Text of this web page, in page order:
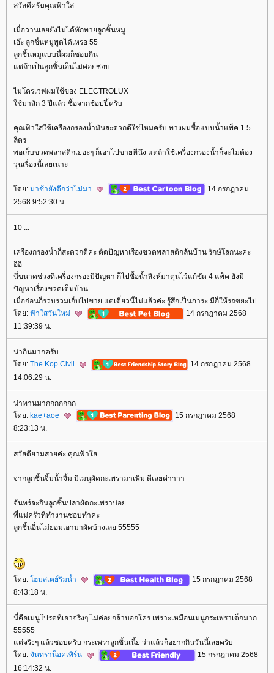
สวัสดีครับคุณฟ้าใส
เมื่อวานเลยยังไม่ได้ทักทายลูกชิ้นหมู
เอ๊ะ ลูกชิ้นหมูพูดได้เหรอ 55
ลูกชิ้นหมูแบบนี้ผมก็ชอบกิน
ต่ถ้าเป็นลูกชิ้นเอ็นไม่ค่อยชอบ
ไมโครเวฟผมใช้ของ ELECTROLUX
ช้มาสัก 3 ปีแล้ว ซื้อจากช้อปปี้ครับ
คุณฟ้าใสใช้เครื่องกรองน้ำมันสะดวกดีใช่ไหมครับ ทางผมซื้อแบบน้ำแพ็ค 1.5
ลิตร
พอเก็บขวดพลาสติกเยอะๆ ก็เอาไปขายทีนึง แต่ถ้าใช้เครื่องกรองน้ำก็จะไม่ต้อง
วุ่นเรื่องนี้เลยเนาะ
ดย: มาช้ายังดีกว่าไม่มา
14 กรกฎาคม
2568 9:52:30 น.
10 ...
เครื่องกรองน้ำก็สะดวกดีค่ะ ตัดปัญหาเรื่องขวดพลาสติกล้นบ้าน รักษ์โลกนะคะ
อิอิ
นี่ขนาดช่วงที่เครื่องกรองมีปัญหา ก็ไปซื้อน้ำสิงห์มาตุนไว้แก้ขัด 4 แพ็ค ยังมี
ปัญหาเรื่องขวดเต็มบ้าน
เมื่อก่อนก็รวบรวมเก็บไปขาย แต่เดี๋ยวนี้ไม่แล้วค่ะ รู้สึกเป็นภาระ มีก็ให้รถขยะไป
ดย: ฟ้าใสวันใหม่
14 กรกฎาคม 2568
11:39:39 น.
น่ากินมากครับ
ดย: The Kop Civil
14 กรกฎาคม 2568
14:06:29 น.
น่าทานมากกกกกกก
ดย: kae+aoe
15 กรกฎาคม 2568
8:23:13 น.
สวัสดียามสายค่ะ คุณฟ้าใส
จากลูกชิ้นจิ้มน้ำจิ้ม มีเมนูผัดกะเพรามาเพิ่ม ดีเลยค่าาาา
จันทร์จะกินลูกชิ้นปลาผัดกะเพราบ่อ
พี่แม่ครัวที่ทำงานชอบทำค่ะ
ลูกชิ้นอื่นไม่ยอมเอามาผัดบ้างเลย 55555
ดย: ฮมสเตย์ริมน้ำ
15 กรกฎาคม 2568
8:43:18 น.
นี่คือเมนูโปรดที่เอาจริงๆ ไม่ค่อยกล้าบอกใคร เพราะเหมือนเมนูกระเพราเด็กมาก
55555
ต่จริงๆ แล้วชอบครับ กระเพราลูกชิ้นเนี้ย ว่าแล้วก็อยากกินวันนี้เลยครับ
ดย: จันทราน็อคเทิร์น
15 กรกฎาคม 2568
16:14:32 น.